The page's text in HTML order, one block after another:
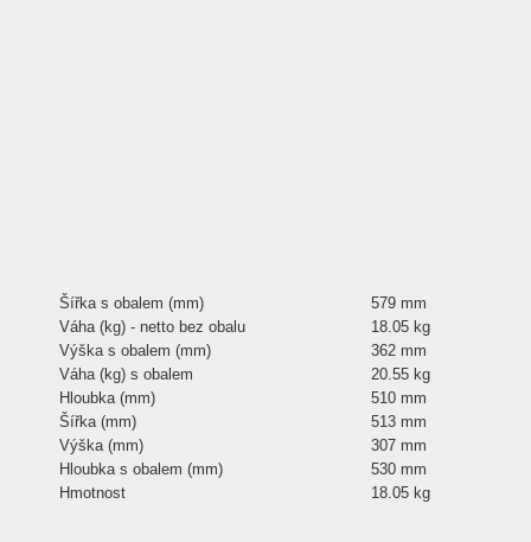
Šířka s obalem (mm)
579 mm
Váha (kg) - netto bez obalu
18.05 kg
Výška s obalem (mm)
362 mm
Váha (kg) s obalem
20.55 kg
Hloubka (mm)
510 mm
Šířka (mm)
513 mm
Výška (mm)
307 mm
Hloubka s obalem (mm)
530 mm
Hmotnost
18.05 kg